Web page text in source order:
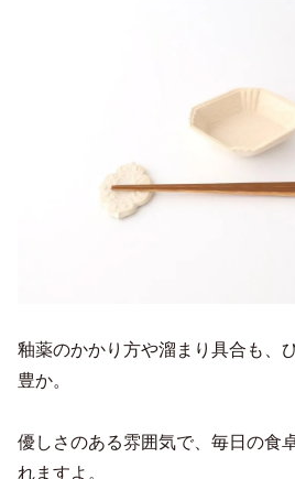
釉薬のかかり方や溜まり具合も、
豊か。
優しさのある雰囲気で、毎日の食
れますよ。